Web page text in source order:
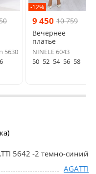
5630
-12%
9 450 10 759
Вечернее
платье
NINELE 6043
50 52 54 56 58
5642 -2 темно-синий
AGATTI